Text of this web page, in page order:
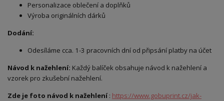
Personalizace oblečení a doplňků
Výroba originálních dárků
Dodání:
Odesíláme cca. 1-3 pracovních dní od připsání platby na účet
Návod k nažehlení: Každý balíček obsahuje návod k nažehlení a
vzorek pro zkušební nažehlení.
Zde je foto návod k nažehlení: https://www.gobuprint.cz/jak-